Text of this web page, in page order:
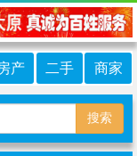
产 二手 商家
搜索